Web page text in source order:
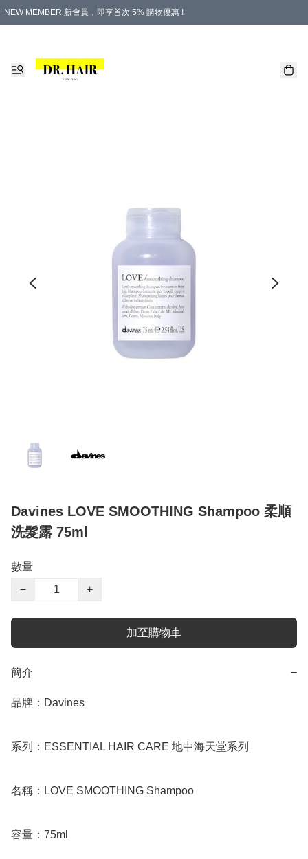
NEW MEMBER 新會員，即享首次 5% 購物優惠 !
Davines LOVE SMOOTHING Shampoo 柔順
洗髮露 75ml
數量
−
+
加至購物車
簡介 −
品牌：Davines
系列：ESSENTIAL HAIR CARE 地中海天堂系列
名稱：LOVE SMOOTHING Shampoo
容量：75ml